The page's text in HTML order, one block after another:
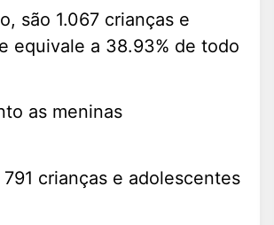
são 1.067 crianças e
equivale a 38.93% de todo
as meninas
crianças e adolescentes